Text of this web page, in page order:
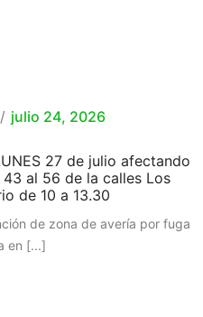
/ julio 24, 2026
27 de julio afectando
al 56 de la calles Los
de 10 a 13.30
de zona de avería por fuga
en [...]